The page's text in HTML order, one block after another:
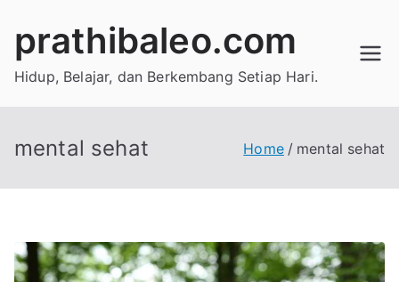
content
prathibaleo.com
Hidup, Belajar, dan Berkembang Setiap Hari.
mental sehat Home mental sehat